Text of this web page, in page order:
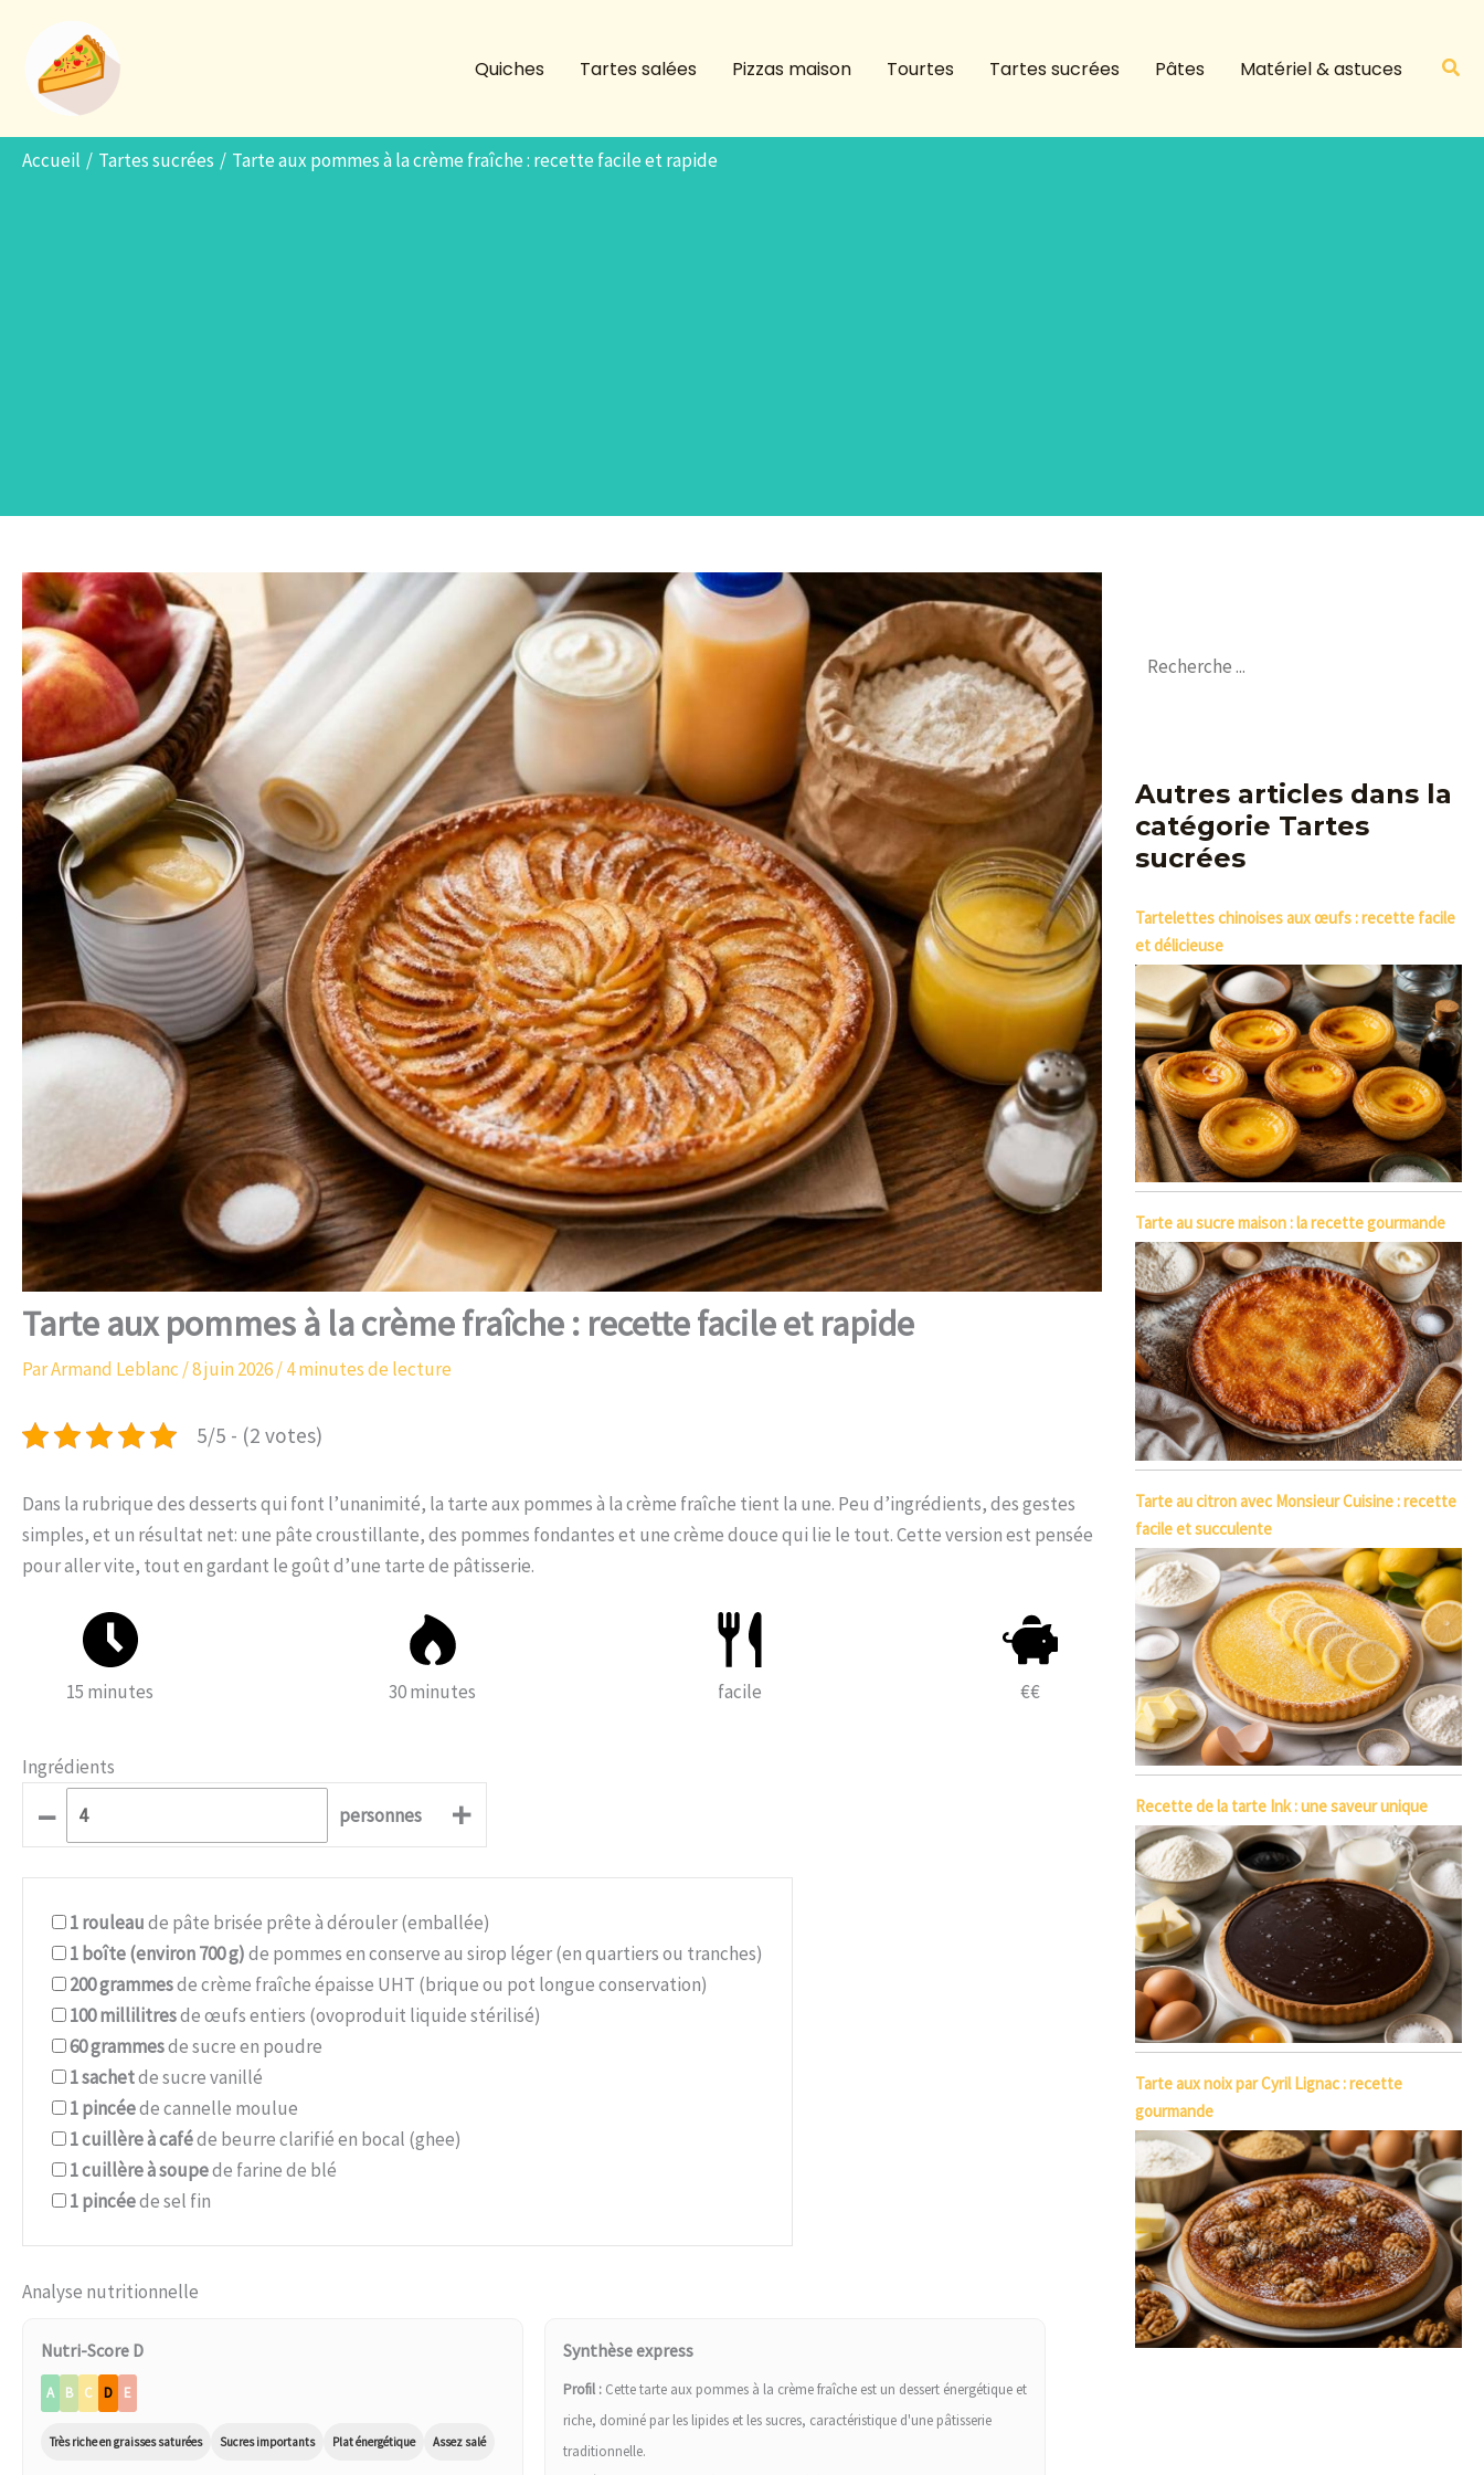
contenu
Quiches Tartes salées Pizzas maison Tourtes Tartes sucrées Pâtes Matériel & astuces
Accueil Tartes sucrées Tarte aux pommes à la crème fraîche : recette facile et rapide
Tarte aux pommes à la crème fraîche : recette facile et rapide
ParArmand Leblanc /8 juin 2026/4 minutes de lecture
5/5 - (2 votes)
Dans la rubrique des desserts qui font l’unanimité, la tarte aux pommes à la crème fraîche tient la une. Peu d’ingrédients, des gestes
simples, et un résultat net: une pâte croustillante, des pommes fondantes et une crème douce qui lie le tout. Cette version est pensée
pour aller vite, tout en gardant le goût d’une tarte de pâtisserie.
15 minutes 30 minutes facile €€
Ingrédients
– personnes +
1rouleaude pâte brisée prête à dérouler (emballée)
1 boîte (environ 700 g)de pommes en conserve au sirop léger (en quartiers ou tranches)
200grammesde crème fraîche épaisse UHT (brique ou pot longue conservation)
100millilitresde œufs entiers (ovoproduit liquide stérilisé)
60grammesde sucre en poudre
1sachetde sucre vanillé
1pincéede cannelle moulue
1cuillère à caféde beurre clarifié en bocal (ghee)
1cuillère à soupede farine de blé
1pincéede sel fin
Analyse nutritionnelle
Nutri-Score D
A B C D E
Très riche en graisses saturées Sucres importants Plat énergétique Assez salé
Synthèse express
Profil :Cette tarte aux pommes à la crème fraîche est un dessert énergétique et
riche, dominé par les lipides et les sucres, caractéristique d'une pâtisserie
traditionnelle.
Autres articles dans la
catégorie Tartes
sucrées
Tartelettes chinoises aux œufs : recette facile
et délicieuse
Tarte au sucre maison : la recette gourmande
Tarte au citron avec Monsieur Cuisine : recette
facile et succulente
Recette de la tarte Ink : une saveur unique
Tarte aux noix par Cyril Lignac : recette
gourmande